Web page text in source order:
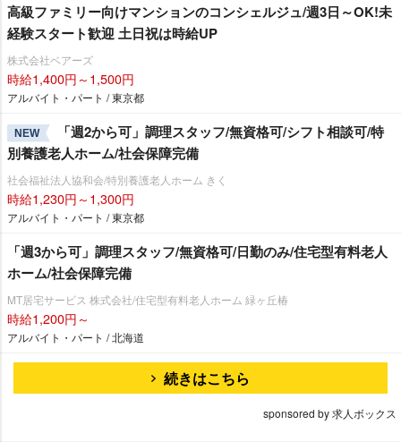
高級ファミリー向けマンションのコンシェルジュ/週3日～OK!未
経験スタート歓迎 土日祝は時給UP
株式会社ベアーズ
時給1,400円～1,500円
アルバイト・パート / 東京都
NEW
「週2から可」調理スタッフ/無資格可/シフト相談可/特
別養護老人ホーム/社会保障完備
社会福祉法人協和会/特別養護老人ホーム きく
時給1,230円～1,300円
アルバイト・パート / 東京都
「週3から可」調理スタッフ/無資格可/日勤のみ/住宅型有料老人
ホーム/社会保障完備
MT居宅サービス 株式会社/住宅型有料老人ホーム 緑ヶ丘椿
時給1,200円～
アルバイト・パート / 北海道
続きはこちら
sponsored by 求人ボックス